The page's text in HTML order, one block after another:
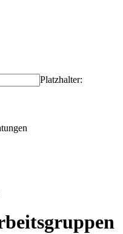
Platzhalter: